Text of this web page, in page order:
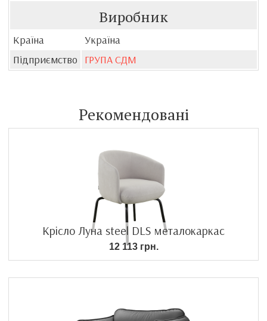
Виробник
Країна
Україна
Підприємство
ГРУПА СДМ
Рекомендовані
Крісло Луна steel DLS металокаркас
12 113 грн.